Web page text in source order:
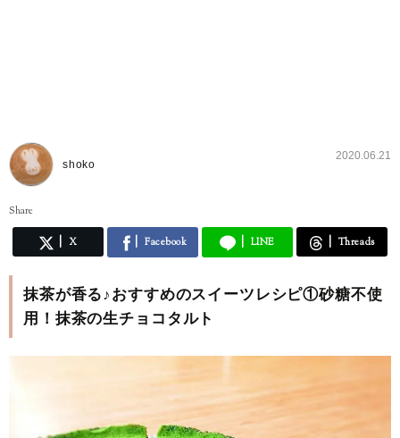
shoko
2020.06.21
Share
X Facebook LINE Threads
抹茶が香る♪おすすめのスイーツレシピ①砂糖不使
用！抹茶の生チョコタルト